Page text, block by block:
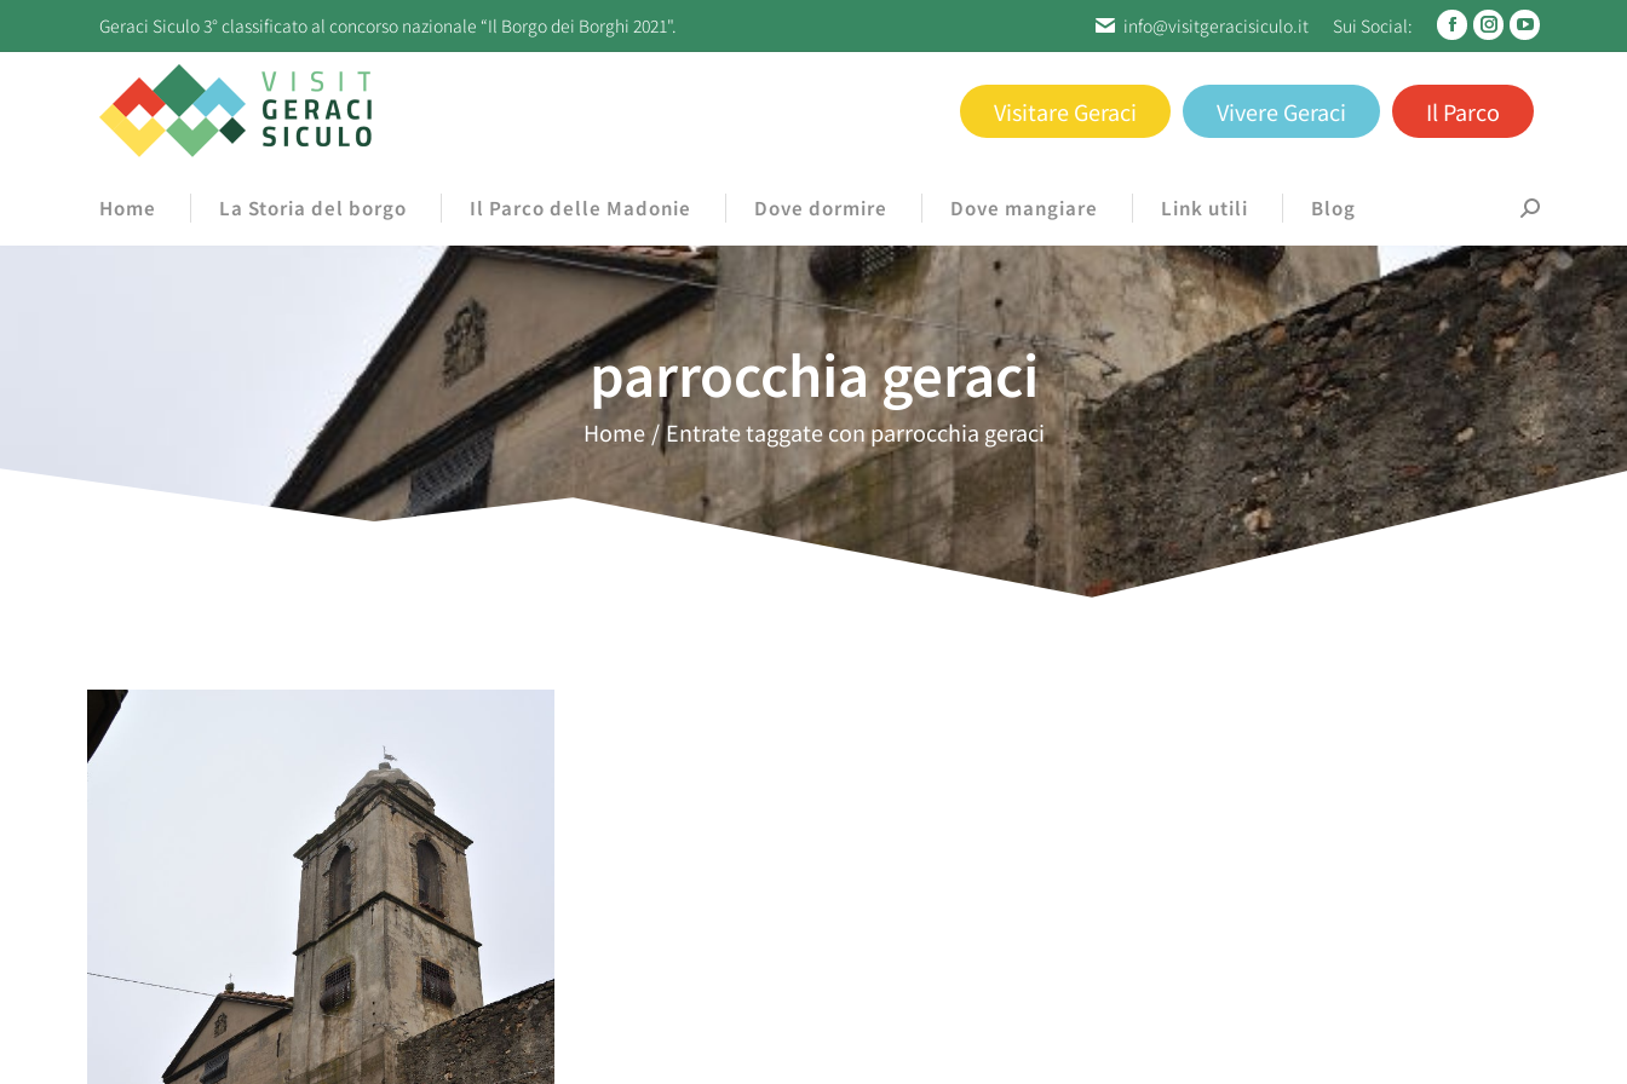
Geraci Siculo 3° classificato al concorso nazionale “Il Borgo dei Borghi 2021". info@visitgeracisiculo.it Sui Social:
Visitare Geraci Vivere Geraci Il Parco
Home La Storia del borgo Il Parco delle Madonie Dove dormire Dove mangiare Link utili Blog
parrocchia geraci
Home Entrate taggate con parrocchia geraci